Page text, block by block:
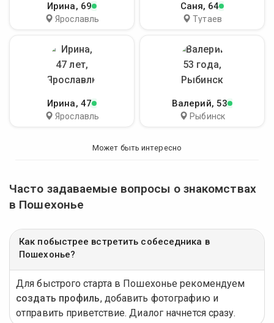
Ирина, 69
Ярославль
Саня, 64
Тутаев
Ирина, 47
Ярославль
Валерий, 53
Рыбинск
Может быть интересно
Часто задаваемые вопросы о знакомствах
в Пошехонье
Как побыстрее встретить собеседника в
Пошехонье?
Для быстрого старта в Пошехонье рекомендуем
создать профиль, добавить фотографию и
отправить приветствие. Диалог начнется сразу.